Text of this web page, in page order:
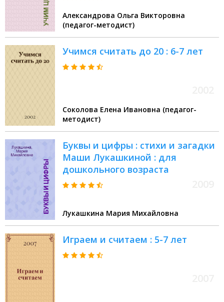
Александрова Ольга Викторовна
(педагог-методист)
Учимся считать до 20 : 6-7 лет
Соколова Елена Ивановна (педагог-
методист)
Буквы и цифры : стихи и загадки
Маши Лукашкиной : для
дошкольного возраста
Лукашкина Мария Михайловна
Играем и считаем : 5-7 лет